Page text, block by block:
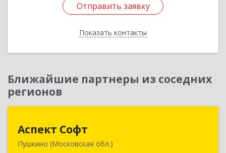
Отправить заявку
Показать контакты
Отправить заявку
Назад
Ближайшие партнеры из соседних
регионов
Аспект Софт
Пушкино (Московская обл.)
141205, Московская обл, Пушкинский р-н,